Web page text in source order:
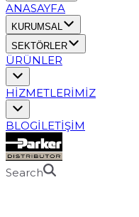
ANASAYFA
KURUMSAL
SEKTÖRLER
ÜRÜNLER
HİZMETLERİMİZ
BLOGİLETİŞİM
Search